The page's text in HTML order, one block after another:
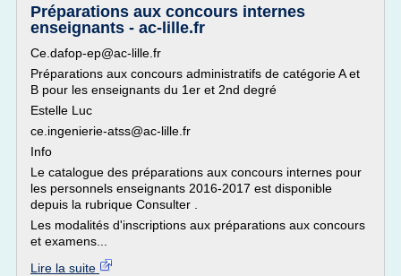
Préparations aux concours internes
enseignants - ac-lille.fr
Ce.dafop-ep@ac-lille.fr
Préparations aux concours administratifs de catégorie A et
B pour les enseignants du 1er et 2nd degré
Estelle Luc
ce.ingenierie-atss@ac-lille.fr
Info
Le catalogue des préparations aux concours internes pour
les personnels enseignants 2016-2017 est disponible
depuis la rubrique Consulter .
Les modalités d'inscriptions aux préparations aux concours
et examens...
Lire la suite